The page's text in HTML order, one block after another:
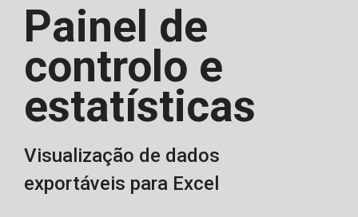
Painel de
controlo e
estatísticas
Visualização de dados
exportáveis para Excel